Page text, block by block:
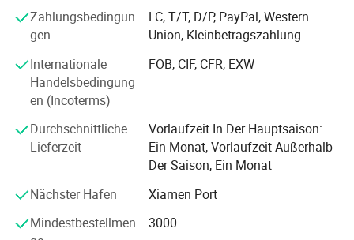
Wir haben regelmäßig an Regierungsangeboten aus
Afrika, dem Nahen Osten, Südamerika und Asien
teilgenommen. Außer dem haben wir auch mit einigen
berühmten Outdoor-Marken zusammengearbeitet und
haben Vertrauen und Bestätigung von den Kunden auf der
ganzen Welt gewonnen.
Wir glauben, dass Qualität das Leben des Militärgeschäfts
ist und führen Geschäfte immer mit starrem Ableben.
Basierend auf der Philosophie der "Qualität, Lieferung und
Service", werden wir kontinuierlich unsere Kunden mit
fortschrittlicher Technologie, zuverlässige Qualität und
rücksichtsvolle After-Service
Zahlungsbedingun
gen
LC, T/T, D/P, PayPal, Western
Union, Kleinbetragszahlung
Internationale
Handelsbedingung
en (Incoterms)
FOB, CIF, CFR, EXW
Durchschnittliche
Lieferzeit
Vorlaufzeit In Der Hauptsaison:
Ein Monat, Vorlaufzeit Außerhalb
Der Saison, Ein Monat
Nächster Hafen
Xiamen Port
Mindestbestellmen
3000